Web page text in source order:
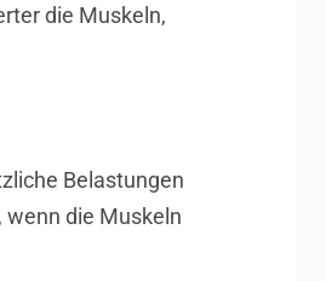
die Muskeln,
Belastungen
die Muskeln